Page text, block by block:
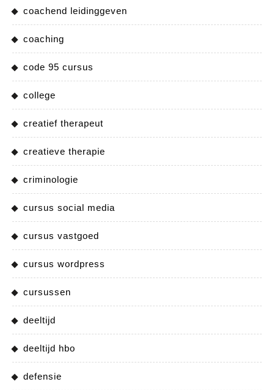
coachend leidinggeven
coaching
code 95 cursus
college
creatief therapeut
creatieve therapie
criminologie
cursus social media
cursus vastgoed
cursus wordpress
cursussen
deeltijd
deeltijd hbo
defensie